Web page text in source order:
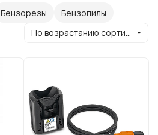
Бензорезы Бензопилы
По возрастанию сортировки